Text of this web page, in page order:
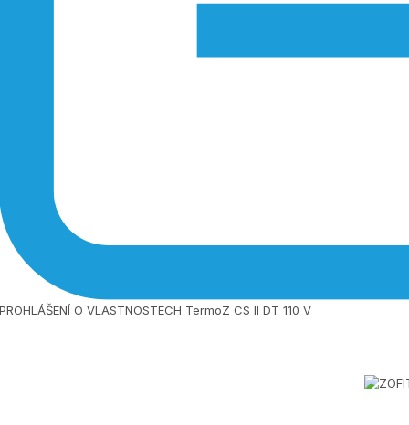
PROHLÁŠENÍ O VLASTNOSTECH TermoZ CS II DT 110 V